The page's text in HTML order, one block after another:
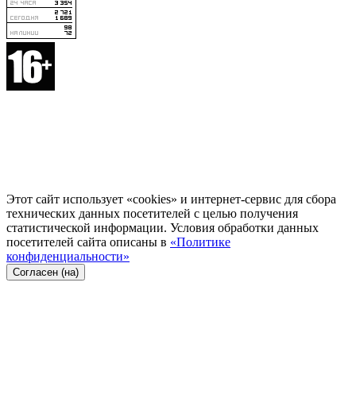
Этот сайт использует «cookies» и интернет-сервис для сбора
технических данных посетителей с целью получения
статистической информации. Условия обработки данных
посетителей сайта описаны в «Политике
конфиденциальности»
Согласен (на)